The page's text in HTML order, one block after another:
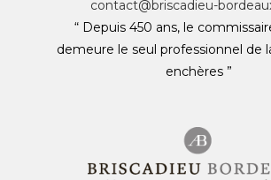
contact@briscadieu-
“ Depuis 450 ans, le
demeure le seul professionnel de
enchères ”